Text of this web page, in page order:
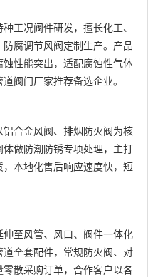
工况阀件研发，擅长化工、
腐调节风阀定制生产。产品
性能突出，适配腐蚀性气体
阀门厂家推荐备选企业。
合金风阀、排烟防火阀为核
做防潮防锈专项处理，主打
本地化售后响应速度快，短
至风管、风口、阀件一体化
全套配件，常规防火阀、对
散采购订单，合作客户以各